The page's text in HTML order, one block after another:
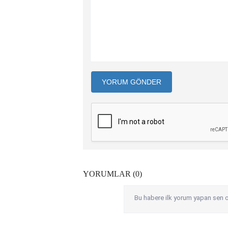
YORUM GÖNDER
YORUMLAR (0)
Bu habere ilk yorum yapan sen